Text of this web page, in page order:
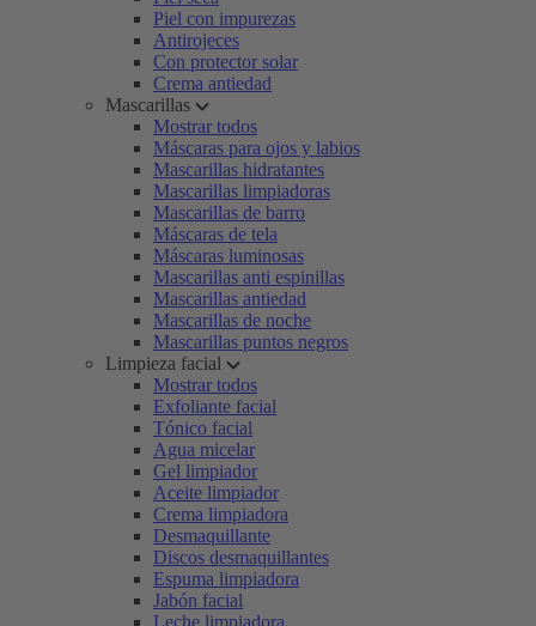
Piel con impurezas
Antirojeces
Con protector solar
Crema antiedad
Mascarillas
Mostrar todos
Máscaras para ojos y labios
Mascarillas hidratantes
Mascarillas limpiadoras
Mascarillas de barro
Máscaras de tela
Máscaras luminosas
Mascarillas anti espinillas
Mascarillas antiedad
Mascarillas de noche
Mascarillas puntos negros
Limpieza facial
Mostrar todos
Exfoliante facial
Tónico facial
Agua micelar
Gel limpiador
Aceite limpiador
Crema limpiadora
Desmaquillante
Discos desmaquillantes
Espuma limpiadora
Jabón facial
Leche limpiadora